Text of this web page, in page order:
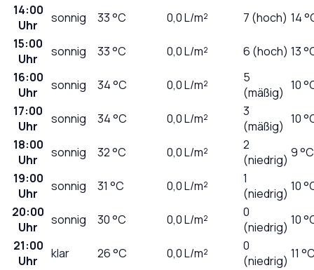
14:00
Uhr
sonnig 33°C 0,0L/m² 7 (hoch) 14
15:00
Uhr
sonnig 33°C 0,0L/m² 6 (hoch) 13
16:00
Uhr
sonnig 34°C 0,0L/m²
5
(mäßig) 10
17:00
Uhr
sonnig 34°C 0,0L/m²
3
(mäßig) 10
18:00
Uhr
sonnig 32°C 0,0L/m²
2
(niedrig) 9 °C
19:00
Uhr
sonnig 31 °C 0,0L/m²
1
(niedrig) 10
20:00
Uhr
sonnig 30°C 0,0L/m²
0
(niedrig) 10
21:00
Uhr
klar 26°C 0,0L/m²
0
(niedrig) 11